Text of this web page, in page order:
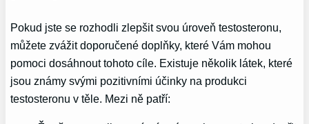
Pokud jste se rozhodli zlepšit svou úroveň testosteronu,
můžete zvážit doporučené doplňky, které Vám mohou
pomoci dosáhnout tohoto cíle. Existuje několik látek, které
jsou známy svými pozitivními účinky na produkci
testosteronu v těle. Mezi ně patří: